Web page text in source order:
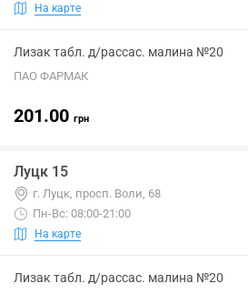
На карте
Лизак табл. д/рассас. малина №20
ПАО ФАРМАК
201.00 грн
Луцк 15
г. Луцк, просп. Воли, 68
Пн-Вс: 08:00-21:00
На карте
Лизак табл. д/рассас. малина №20